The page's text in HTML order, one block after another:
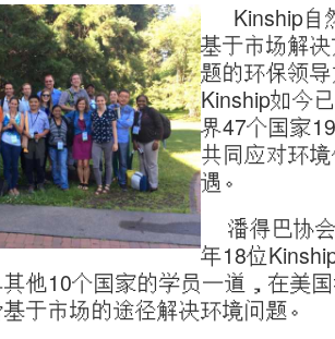
Kinship自
基于市场解
题的环保领
Kinship如今
界47个国家
共同应对环
遇。
潘得巴协
年18位
他10个国家的学员一道，在美
于市场的途径解决环境问题。